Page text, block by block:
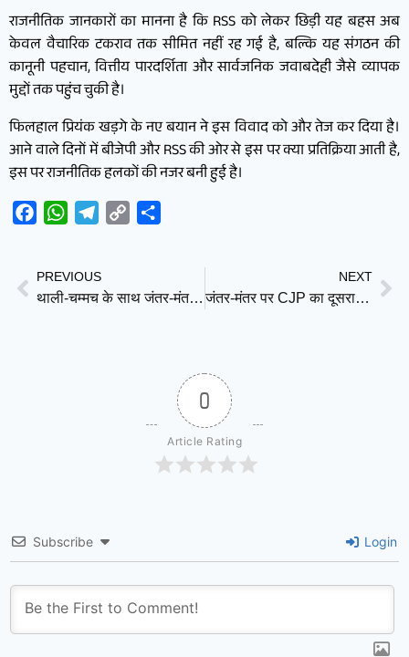
राजनीतिक जानकारों का मानना है कि RSS को लेकर छिड़ी यह बहस अब
केवल वैचारिक टकराव तक सीमित नहीं रह गई है, बल्कि यह संगठन की
कानूनी पहचान, वित्तीय पारदर्शिता और सार्वजनिक जवाबदेही जैसे व्यापक
मुद्दों तक पहुंच चुकी है।
फिलहाल प्रियंक खड़गे के नए बयान ने इस विवाद को और तेज कर दिया है।
आने वाले दिनों में बीजेपी और RSS की ओर से इस पर क्या प्रतिक्रिया आती है,
इस पर राजनीतिक हलकों की नजर बनी हुई है।
FacebookWhatsAppTelegram
Copy
PREVIOUS
थाली-चम्मच के साथ जंतर-मंतर पहुंचेंगे छात्र, शिक्षा मंत्री के इस्तीफे की मांग तेज
NEXT
जंतर-मंतर पर CJP का दूसरा शक्ति प्रदर्शन, भारी सुरक्षा के बीच छात्रों का आंदोलन तेज
0
Article Rating
Subscribe Login